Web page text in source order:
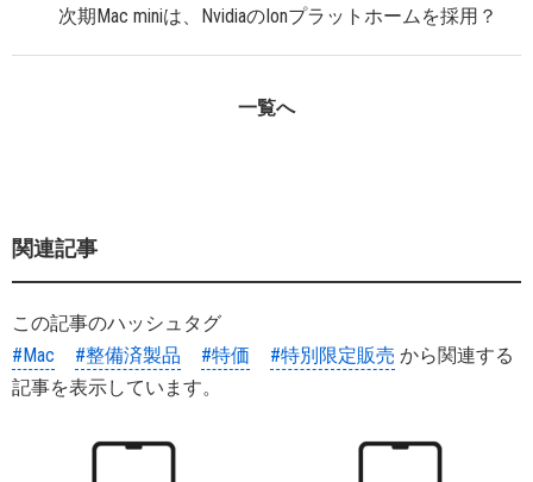
次期Mac miniは、NvidiaのIonプラットホームを採用？
一覧へ
関連記事
この記事のハッシュタグ
#Mac
#整備済製品 #特価 #特別限定販売 から関連する
記事を表示しています。